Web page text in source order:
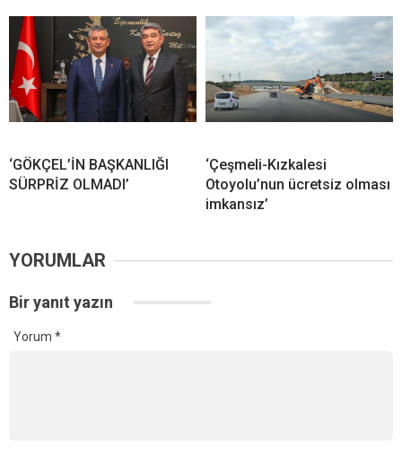
‘GÖKÇEL’İN BAŞKANLIĞI
SÜRPRİZ OLMADI’
‘Çeşmeli-Kızkalesi
Otoyolu’nun ücretsiz olması
imkansız’
YORUMLAR
Bir yanıt yazın
Yorum *